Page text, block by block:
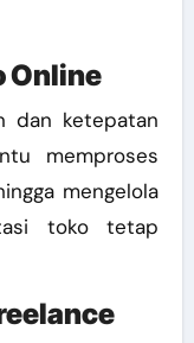
Online
dan ketepatan
memproses
mengelola
toko tetap